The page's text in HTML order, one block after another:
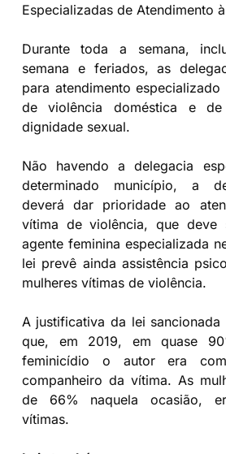
Especializadas de Atendimento
Durante toda a semana,
semana e feriados, as
para atendimento
de violência doméstica e
dignidade sexual.
Não havendo a delegacia
determinado município, a
deverá dar prioridade ao
vítima de violência, que
agente feminina especializada
lei prevê ainda assistência
mulheres vítimas de violência.
A justificativa da lei sancionada
que, em 2019, em quase
feminicídio o autor era
companheiro da vítima. As
de 66% naquela ocasião,
vítimas.